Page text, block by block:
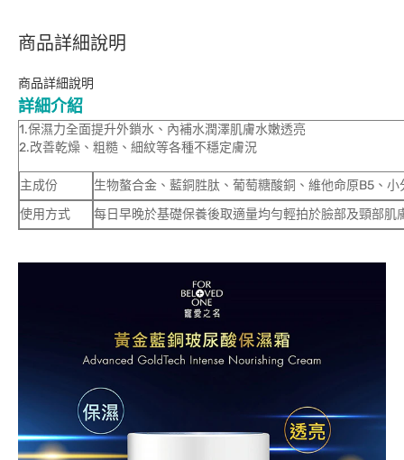
商品詳細說明
商品詳細說明
詳細介紹
1.保濕力全面提升外鎖水、內補水潤澤肌膚水嫩透亮
2.改善乾燥、粗糙、細紋等各種不穩定膚況
主成份
生物螯合金、藍銅胜肽、葡萄糖酸銅、維他命原B5、
使用方式
每日早晚於基礎保養後取適量均勻輕拍於臉部及頸部肌